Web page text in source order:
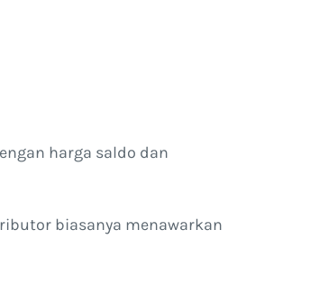
harga saldo dan
biasanya menawarkan